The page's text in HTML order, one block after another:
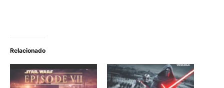
Relacionado